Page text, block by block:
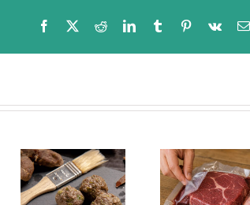
Facebook RedditLinkedInTumblr Pinterest
Vk
Carne al
vacío:
la